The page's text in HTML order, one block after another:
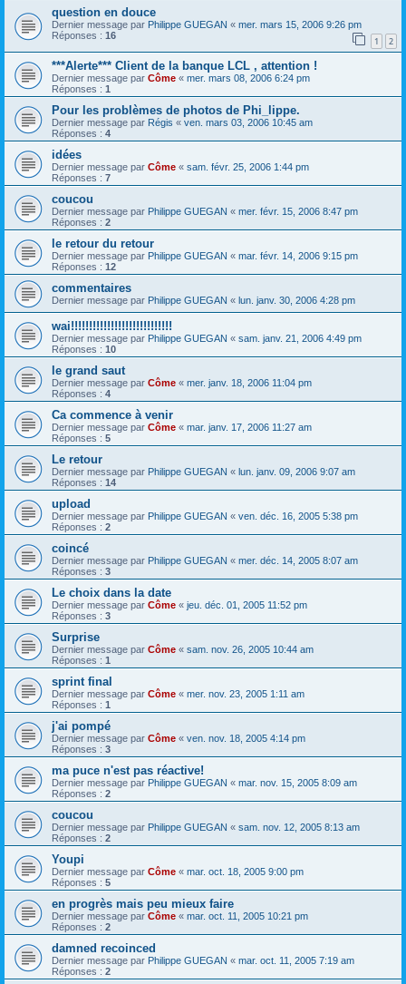
question en douce
Dernier message par Philippe GUEGAN « mer. mars 15, 2006 9:26 pm
Réponses : 16 1 2
***Alerte*** Client de la banque LCL , attention !
Dernier message par Côme « mer. mars 08, 2006 6:24 pm
Réponses : 1
Pour les problèmes de photos de Phi_lippe.
Dernier message par Régis « ven. mars 03, 2006 10:45 am
Réponses : 4
idées
Dernier message par Côme « sam. févr. 25, 2006 1:44 pm
Réponses : 7
coucou
Dernier message par Philippe GUEGAN « mer. févr. 15, 2006 8:47 pm
Réponses : 2
le retour du retour
Dernier message par Philippe GUEGAN « mar. févr. 14, 2006 9:15 pm
Réponses : 12
commentaires
Dernier message par Philippe GUEGAN « lun. janv. 30, 2006 4:28 pm
wai!!!!!!!!!!!!!!!!!!!!!!!!!!!!
Dernier message par Philippe GUEGAN « sam. janv. 21, 2006 4:49 pm
Réponses : 10
le grand saut
Dernier message par Côme « mer. janv. 18, 2006 11:04 pm
Réponses : 4
Ca commence à venir
Dernier message par Côme « mar. janv. 17, 2006 11:27 am
Réponses : 5
Le retour
Dernier message par Philippe GUEGAN « lun. janv. 09, 2006 9:07 am
Réponses : 14
upload
Dernier message par Philippe GUEGAN « ven. déc. 16, 2005 5:38 pm
Réponses : 2
coincé
Dernier message par Philippe GUEGAN « mer. déc. 14, 2005 8:07 am
Réponses : 3
Le choix dans la date
Dernier message par Côme « jeu. déc. 01, 2005 11:52 pm
Réponses : 3
Surprise
Dernier message par Côme « sam. nov. 26, 2005 10:44 am
Réponses : 1
sprint final
Dernier message par Côme « mer. nov. 23, 2005 1:11 am
Réponses : 1
j'ai pompé
Dernier message par Côme « ven. nov. 18, 2005 4:14 pm
Réponses : 3
ma puce n'est pas réactive!
Dernier message par Philippe GUEGAN « mar. nov. 15, 2005 8:09 am
Réponses : 2
coucou
Dernier message par Philippe GUEGAN « sam. nov. 12, 2005 8:13 am
Réponses : 2
Youpi
Dernier message par Côme « mar. oct. 18, 2005 9:00 pm
Réponses : 5
en progrès mais peu mieux faire
Dernier message par Côme « mar. oct. 11, 2005 10:21 pm
Réponses : 2
damned recoinced
Dernier message par Philippe GUEGAN « mar. oct. 11, 2005 7:19 am
Réponses : 2